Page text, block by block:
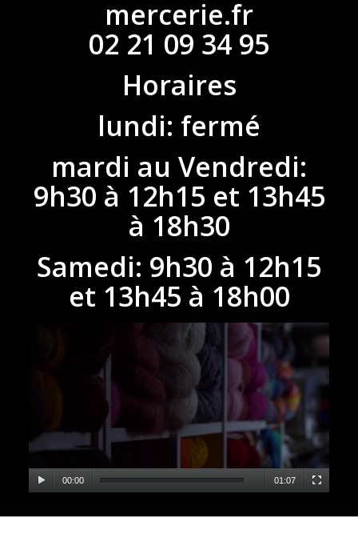
mercerie.fr
02 21 09 34 95
Horaires
lundi: fermé
mardi au Vendredi:
9h30 à 12h15 et 13h45
à 18h30
Samedi: 9h30 à 12h15
et 13h45 à 18h00
00:00 01:07